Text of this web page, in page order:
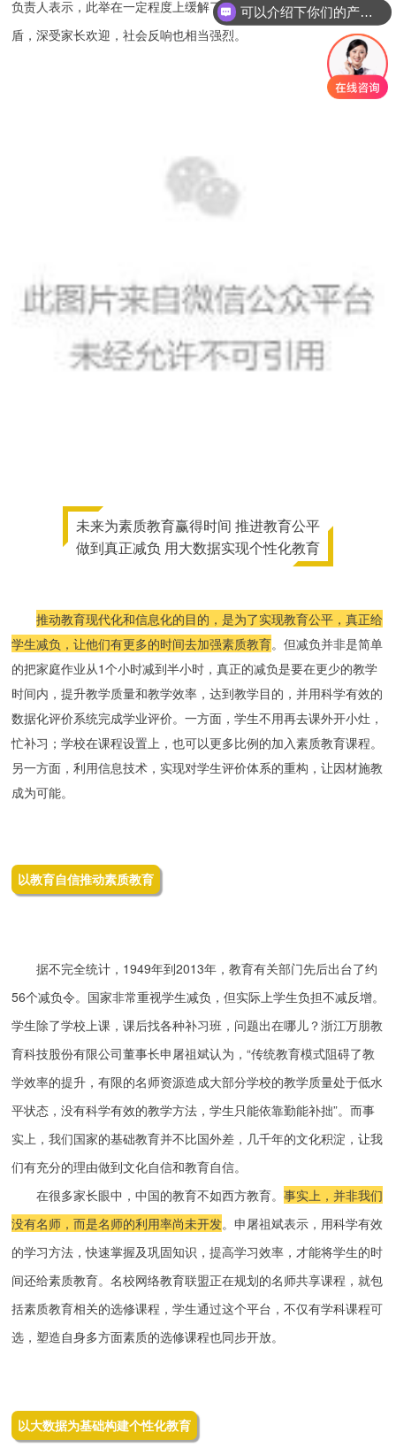
负责人表示，此举在一定程度上缓解了区域内教育资源不均衡的矛
盾，深受家长欢迎，社会反响也相当强烈。
未来为素质教育赢得时间 推进教育公平
做到真正减负 用大数据实现个性化教育
推动教育现代化和信息化的目的，是为了实现教育公平，真正给
学生减负，让他们有更多的时间去加强素质教育。但减负并非是简单
的把家庭作业从1个小时减到半小时，真正的减负是要在更少的教学
时间内，提升教学质量和教学效率，达到教学目的，并用科学有效的
数据化评价系统完成学业评价。一方面，学生不用再去课外开小灶，
忙补习；学校在课程设置上，也可以更多比例的加入素质教育课程。
另一方面，利用信息技术，实现对学生评价体系的重构，让因材施教
成为可能。
以教育自信推动素质教育
据不完全统计，1949年到2013年，教育有关部门先后出台了约
56个减负令。国家非常重视学生减负，但实际上学生负担不减反增。
学生除了学校上课，课后找各种补习班，问题出在哪儿？浙江万朋教
育科技股份有限公司董事长申屠祖斌认为，“传统教育模式阻碍了教
学效率的提升，有限的名师资源造成大部分学校的教学质量处于低水
平状态，没有科学有效的教学方法，学生只能依靠勤能补拙”。而事
实上，我们国家的基础教育并不比国外差，几千年的文化积淀，让我
们有充分的理由做到文化自信和教育自信。
在很多家长眼中，中国的教育不如西方教育。 事实上，并非我们
没有名师，而是名师的利用率尚未开发。申屠祖斌表示，用科学有效
的学习方法，快速掌握及巩固知识，提高学习效率，才能将学生的时
间还给素质教育。名校网络教育联盟正在规划的名师共享课程，就包
括素质教育相关的选修课程，学生通过这个平台，不仅有学科课程可
选，塑造自身多方面素质的选修课程也同步开放。
以大数据为基础构建个性化教育
可以介绍下你们的产品么